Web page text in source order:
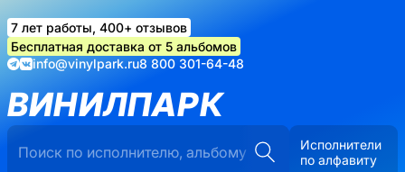
7 лет работы, 400+ отзывов
Бесплатная доставка от 5 альбомов
info@vinylpark.ru8 800 301-64-48
ВИНИЛПАРК
Исполнители
по алфавиту